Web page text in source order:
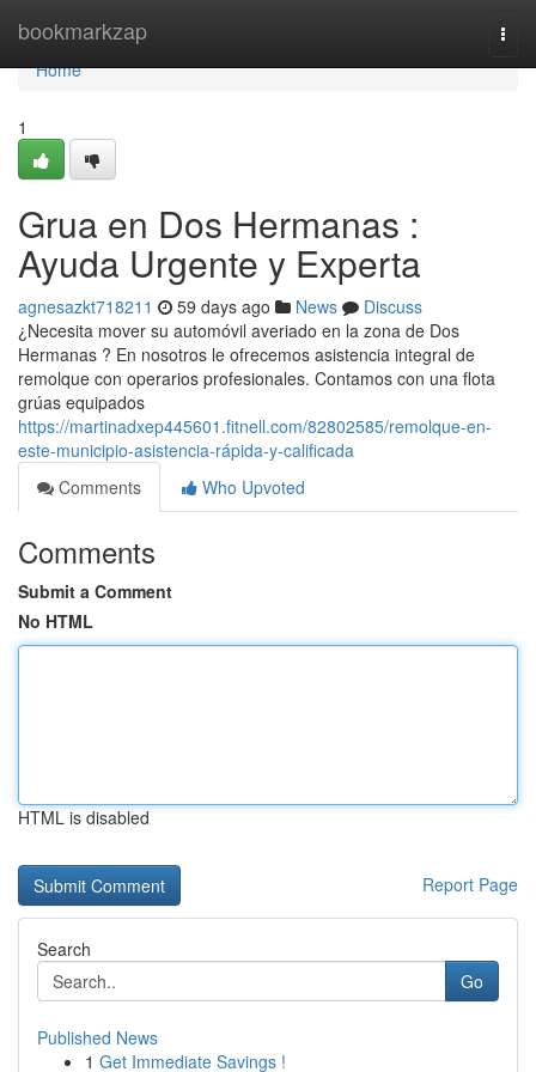
bookmarkzap
Home
Home
1
Grua en Dos Hermanas :
Ayuda Urgente y Experta
agnesazkt718211 59 days ago News
Discuss
¿Necesita mover su automóvil averiado en la zona de Dos
Hermanas ? En nosotros le ofrecemos asistencia integral de
remolque con operarios profesionales. Contamos con una flota
grúas equipados
https://martinadxep445601.fitnell.com/82802585/remolque-en-
este-municipio-asistencia-rápida-y-calificada
Comments
Who Upvoted
Comments
Submit a Comment
No HTML
HTML is disabled
Report Page
Search
Go
Published News
1 Get Immediate Savings !